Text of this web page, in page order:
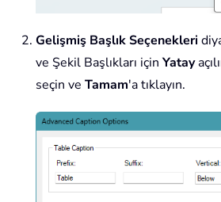
Gelişmiş Başlık Seçenekleri
ve Şekil Başlıkları için Yatay
seçin ve Tamam'a tıklayın.